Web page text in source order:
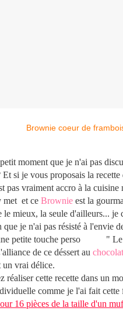
moment que je n'ai pas
Et si je vous proposais la recette
pas vraiment accro à la cuisine
met et ce Brownie est la
le mieux, la seule d'ailleurs... je
que je n'ai pas résisté à l'envie
petite touche perso " Le
de ce déssert au chocolat
un vrai délice.
réaliser cette recette dans un
comme je l'ai fait cette
16 pièces de la taille d'un